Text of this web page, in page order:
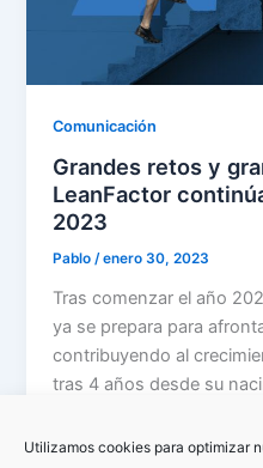
Utilizamos cookies para optimizar
Comunicación
Grandes retos y
LeanFactor
2023
Pablo/enero 30, 2023
Tras comenzar el año
ya se prepara para
contribuyendo al
tras 4 años desde su
sostenible en diversos